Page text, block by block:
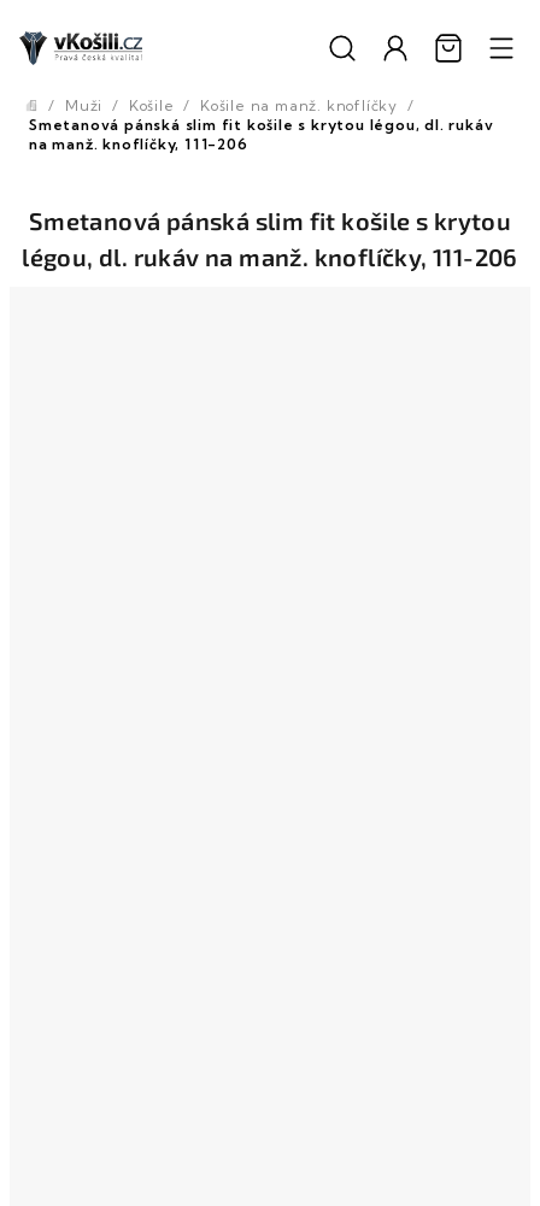
obsah
Domů
/ Muži / Košile / Košile na manž. knoflíčky /
Smetanová pánská slim fit košile s krytou légou, dl. rukáv
na manž. knoflíčky, 111-206
Smetanová pánská slim fit košile s krytou
légou, dl. rukáv na manž. knoflíčky, 111-206